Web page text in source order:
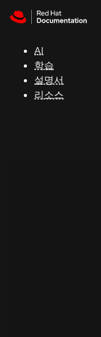
AI
학습
설명서
리소스